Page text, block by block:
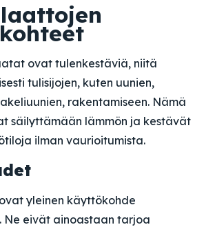
ovat tulenkestäviä, niitä
tulisijojen, kuten uunien,
rakentamiseen. Nämä
säilyttämään lämmön ja kestävät
ilman vaurioitumista.
yleinen käyttökohde
eivät ainoastaan ​​tarjoa